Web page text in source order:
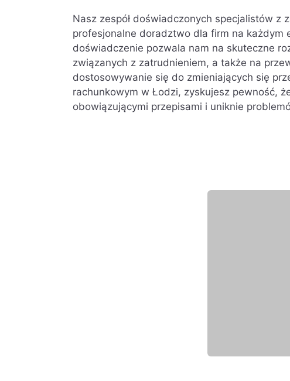
Nasz zespół doświadczonych specjalistów z
profesjonalne doradztwo dla firm na każdym
doświadczenie pozwala nam na skuteczne
związanych z zatrudnieniem, a także na
dostosowywanie się do zmieniających się
rachunkowym w Łodzi, zyskujesz pewność,
obowiązującymi przepisami i uniknie